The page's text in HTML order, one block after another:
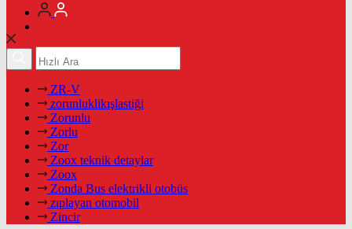
ZR-V
zorunluklikışlastiği
Zorunlu
Zorlu
Zor
Zoox teknik detaylar
Zoox
Zonda Bus elektrikli otobüs
zıplayan otomobil
Zincir